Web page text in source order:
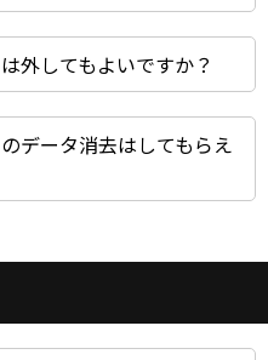
外してもよいですか？
データ消去はしてもらえ